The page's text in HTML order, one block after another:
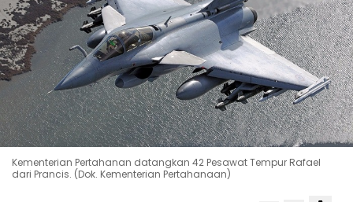
Kementerian Pertahanan datangkan 42 Pesawat Tempur Rafael
dari Prancis. (Dok. Kementerian Pertahanaan)